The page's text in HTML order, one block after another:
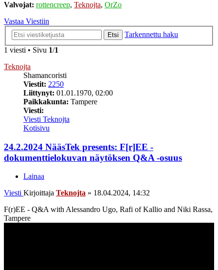
Valvojat: rottencreep, Teknojta, OrZo
Vastaa Viestiin
Etsi
Tarkennettu haku
1 viesti • Sivu 1/1
Teknojta
Shamancoristi
Viestit: 2250
Liittynyt: 01.01.1970, 02:00
Paikkakunta: Tampere
Viesti:
Viesti Teknojta
Kotisivu
24.2.2024 NääsTek presents: F[r]EE -
dokumenttielokuvan näytöksen Q&A -osuus
Lainaa
Viesti Kirjoittaja Teknojta » 18.04.2024, 14:32
F(r)EE - Q&A with Alessandro Ugo, Rafi of Kallio and Niki Rassa,
Tampere